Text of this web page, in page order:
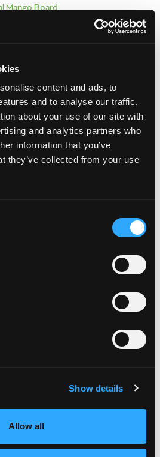
content and ads, to
and to analyse our traffic.
about your use of our site with
and analytics partners who
information that you’ve
they’ve collected from your use
Show details
Allow all
Mango Board